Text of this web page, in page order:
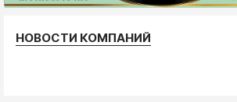
НОВОСТИ КОМПАНИЙ